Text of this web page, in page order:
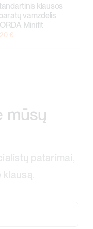
klausos
vamzdelis
Minifit
€
mūsų
patarimai,
klausą.